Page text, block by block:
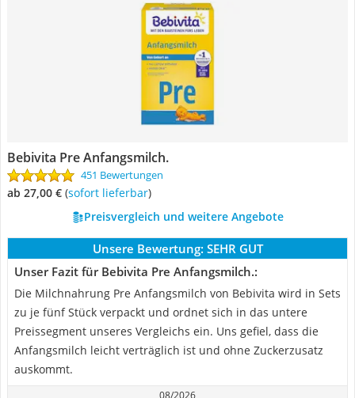
Bebivita Pre Anfangsmilch.
451 Bewertungen
ab 27,00 € ( Sofort lieferbar)
Preisvergleich und weitere Angebote
Unsere Bewertung: SEHR GUT
Unser Fazit für Bebivita Pre Anfangsmilch.:
Die Milchnahrung Pre Anfangsmilch von Bebivita wird in Sets
zu je fünf Stück verpackt und ordnet sich in das untere
Preissegment unseres Vergleichs ein. Uns gefiel, dass die
Anfangsmilch leicht verträglich ist und ohne Zuckerzusatz
auskommt.
08/2026